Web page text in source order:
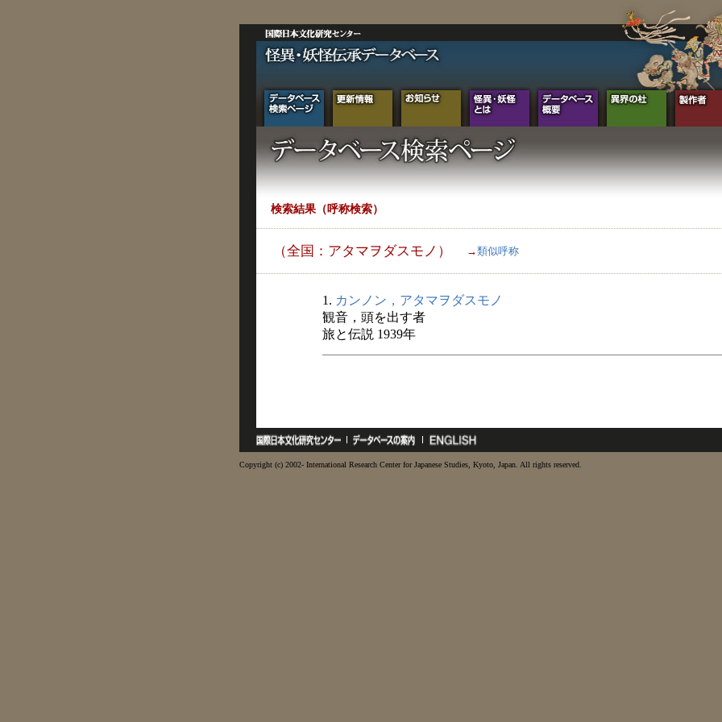
検索結果（呼称検索）
（全国：アタマヲダスモノ） →類似呼称
1. カンノン，アタマヲダスモノ
観音，頭を出す者
旅と伝説 1939年
Copyright (c) 2002- International Research Center for Japanese Studies, Kyoto, Japan. All rights reserved.